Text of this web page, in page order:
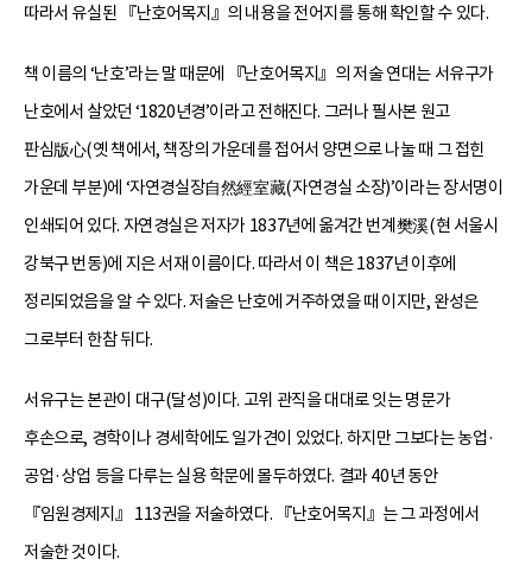
따라서 유실된 『난호어목지』의 내용을 전어지를 통해 확인할 수 있다.
책 이름의 ‘난호’라는 말 때문에 『난호어목지』의 저술 연대는 서유구가
난호에서 살았던 ‘1820년경’이라고 전해진다. 그러나 필사본 원고
판심版心(옛 책에서, 책장의 가운데를 접어서 양면으로 나눌 때 그 접힌
가운데 부분)에 ‘자연경실장自然經室藏(자연경실 소장)’이라는 장서명이
인쇄되어 있다. 자연경실은 저자가 1837년에 옮겨간 번계樊溪(현 서울시
강북구 번동)에 지은 서재 이름이다. 따라서 이 책은 1837년 이후에
정리되었음을 알 수 있다. 저술은 난호에 거주하였을 때 이지만, 완성은
그로부터 한참 뒤다.
서유구는 본관이 대구(달성)이다. 고위 관직을 대대로 잇는 명문가
후손으로, 경학이나 경세학에도 일가견이 있었다. 하지만 그보다는 농업·
공업·상업 등을 다루는 실용 학문에 몰두하였다. 결과 40년 동안
『임원경제지』 113권을 저술하였다. 『난호어목지』는 그 과정에서
저술한 것이다.